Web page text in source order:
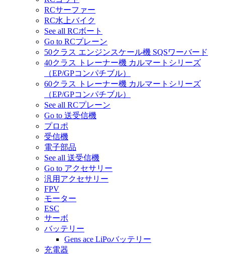
RCサーファー
RC水上バイク
See all RCボート
Go to RCプレーン
50クラス エンジンスケール機 SQSワーバード
40クラス トレーナー機 カルマートシリーズ
（EP/GPコンパチブル）
60クラス トレーナー機 カルマートシリーズ
（EP/GPコンパチブル）
See all RCプレーン
Go to 送受信機
プロポ
受信機
電子部品
See all 送受信機
Go to アクセサリー
汎用アクセサリー
FPV
モーター
ESC
サーボ
バッテリー
Gens ace LiPoバッテリー
充電器